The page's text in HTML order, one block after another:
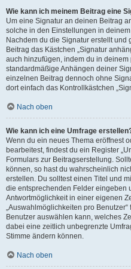
Wie kann ich meinem Beitrag eine
Um eine Signatur an deinen Beitrag
solche in den Einstellungen in
Nachdem du die Signatur erstellt
Beitrag das Kästchen „Signatur
auch hinzufügen, indem du in
standardmäßige Anhängen deiner
einzelnen Beitrag dennoch ohne
dort einfach das Kontrollkästchen
Nach oben
Wie kann ich eine Umfrage
Wenn du ein neues Thema eröffnest
bearbeitest, findest du ein Register
Formulars zur Beitragserstellung.
können, so hast du wahrscheinlich
erstellen. Du solltest einen Titel und
die entsprechenden Felder eingeben
Antwortmöglichkeit in einer eigenen
„Auswahlmöglichkeiten pro
Benutzer auswählen kann, welches
dabei eine zeitlich unbegrenzte
Stimme ändern können.
Nach oben